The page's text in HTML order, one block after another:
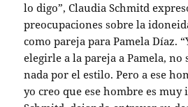
lo digo”, Claudia Schmitd
preocupaciones sobre la
como pareja para Pamela Díaz.
elegirle a la pareja a Pamela, no
nada por el estilo. Pero a ese
yo creo que ese hombre es